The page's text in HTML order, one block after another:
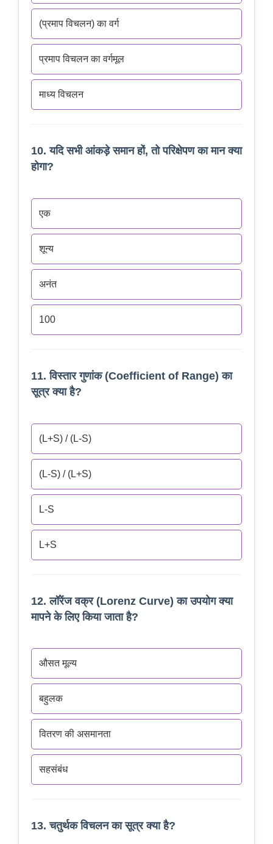
(प्रमाप विचलन) का वर्ग
प्रमाप विचलन का वर्गमूल
माध्य विचलन
10. यदि सभी आंकड़े समान हों, तो परिक्षेपण का मान क्या
होगा?
एक
शून्य
अनंत
100
11. विस्तार गुणांक (Coefficient of Range) का
सूत्र क्या है?
(L+S) / (L-S)
(L-S) / (L+S)
L-S
L+S
12. लॉरेंज वक्र (Lorenz Curve) का उपयोग क्या
मापने के लिए किया जाता है?
औसत मूल्य
बहुलक
वितरण की असमानता
सहसंबंध
13. चतुर्थक विचलन का सूत्र क्या है?